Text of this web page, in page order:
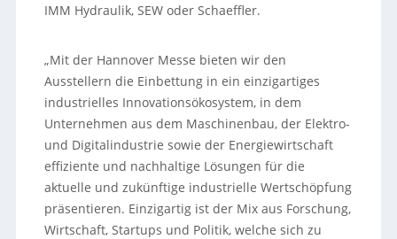
IMM Hydraulik, SEW oder Schaeffler.
„Mit der Hannover Messe bieten wir den
Ausstellern die Einbettung in ein einzigartiges
industrielles Innovationsökosystem, in dem
Unternehmen aus dem Maschinenbau, der Elektro-
und Digitalindustrie sowie der Energiewirtschaft
effiziente und nachhaltige Lösungen für die
aktuelle und zukünftige industrielle Wertschöpfung
präsentieren. Einzigartig ist der Mix aus Forschung,
Wirtschaft, Startups und Politik, welche sich zu